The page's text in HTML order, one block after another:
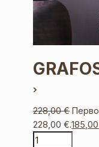
228,00€
228,00 €.